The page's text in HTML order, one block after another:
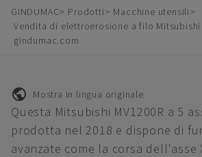
GINDUMAC Prodotti
Macchine utensili
Vendita di elettroerosione a filo Mitsubishi
gindumac.com
Mostra in lingua originale
Questa Mitsubishi MV1200R a 5
prodotta nel 2018 e dispone di
avanzate come la corsa dell'asse